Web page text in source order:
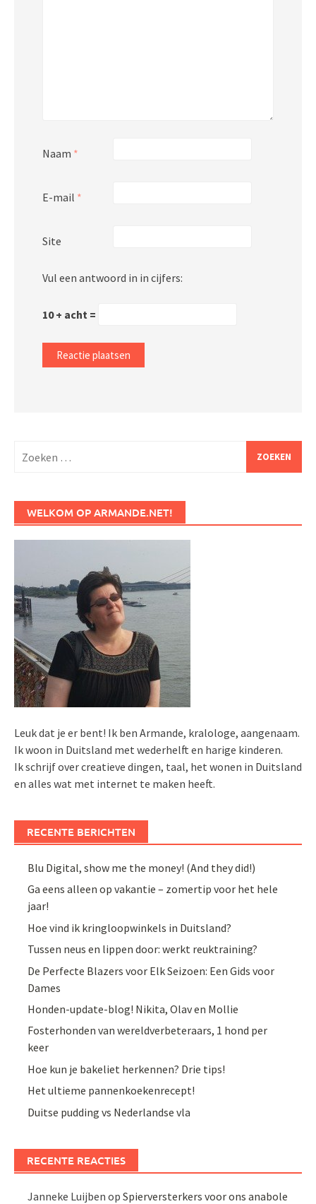
Naam *
E-mail *
Site
Vul een antwoord in in cijfers:
10 + acht =
naar:
WELKOM OP ARMANDE.NET!
Leuk dat je er bent! Ik ben Armande, kralologe, aangenaam.
Ik woon in Duitsland met wederhelft en harige kinderen.
Ik schrijf over creatieve dingen, taal, het wonen in Duitsland
en alles wat met internet te maken heeft.
RECENTE BERICHTEN
Blu Digital, show me the money! (And they did!)
Ga eens alleen op vakantie – zomertip voor het hele
jaar!
Hoe vind ik kringloopwinkels in Duitsland?
Tussen neus en lippen door: werkt reuktraining?
De Perfecte Blazers voor Elk Seizoen: Een Gids voor
Dames
Honden-update-blog! Nikita, Olav en Mollie
Fosterhonden van wereldverbeteraars, 1 hond per
keer
Hoe kun je bakeliet herkennen? Drie tips!
Het ultieme pannenkoekenrecept!
Duitse pudding vs Nederlandse vla
RECENTE REACTIES
Janneke Luijben opSpierversterkers voor ons anabole